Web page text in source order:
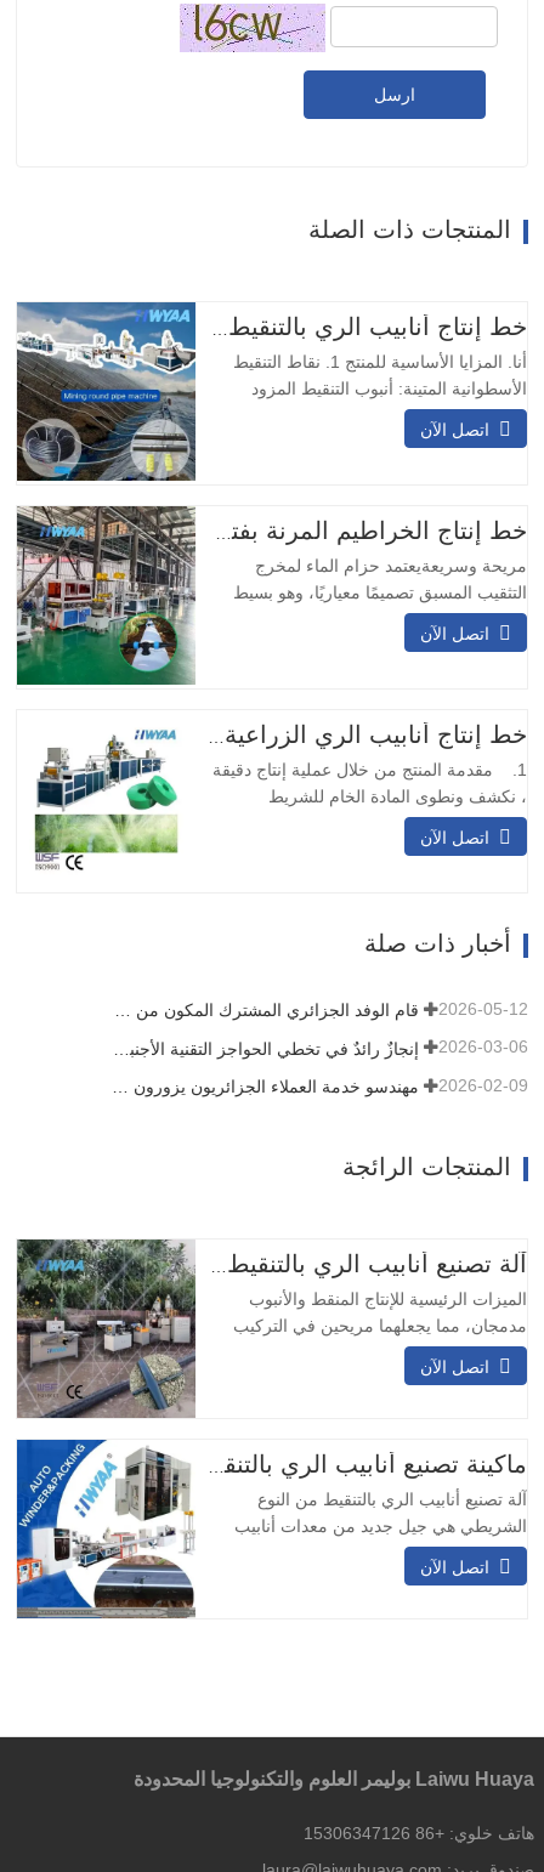
ارسل
المنتجات ذات الصلة
أنا. المزايا الأساسية للمنتج 1. نقاط التنقيط
الأسطوانية المتينة: أنبوب التنقيط المزود
بمُنفث دائري مدمج مزود بنقاط تنقيط مقاومة
للتآكل والصدمات، لا حاجة لتعديل الاتجاه،
التصميم ذو المدخلين والمخرجين التشغيل
المستمر…
اتصل الآن
خط إنتاج الخراطيم المرنة بفتحة التخريم المسبق
مريحة وسريعةيعتمد حزام الماء لمخرج
التثقيب المسبق تصميمًا معياريًا، وهو بسيط
ومريح في التركيب. لا يتطلب اللحام في
الموقع ويمكن تركيبه بسرعة.وسائل النقل
وفقًا للاحتياجات المختلفة، وهو مناسب
لسيناريوهات النقل المختلفة.…
اتصل الآن
1. مقدمة المنتج من خلال عملية إنتاج دقيقة
، نكشف ونطوى المادة الخام للشريط
المنسوج أو الحزام ، وبعد خضوعه لمعالجة
الختم الحراري ، فإنه يتحول إلى هيكل قوي
الثقوب الدقيقة بالتساوي عبر الشريط بأكمله.
عند الانتهاء من…
اتصل الآن
أخبار ذات صلة
قام الوفد الجزائري المشترك المكون من ثلاثة عملاء بتفقد آلة الأفلام الخاصة بنا 2026-05-12
2026-03-06
2026-02-09
المنتجات الرائجة
الميزات الرئيسية للإنتاج المنقط والأنبوب
مدمجان، مما يجعلهما مريحين في التركيب
والاستخدام، بتكلفة منخفضة واستثمار صغير.
2) يحتوي المنقط على نافذة ترشيح مدمجة،
معينًا لتعويض الضغط. 4) يمكن تعديل المسافة
بين
اتصل الآن
ماكينة تصنيع أنابيب الري بالتنقيط من نوع شريط T
آلة تصنيع أنابيب الري بالتنقيط من النوع
الشريطي هي جيل جديد من معدات أنابيب
الري بالتنقيط عالية السرعة وذات الجدران
الرقيقة التي طورتها شركتنا بناءً على مزايا
اتصل الآن
Laiwu Huaya بوليمر العلوم والتكنولوجيا المحدودة
هاتف خلوي: +86 15306347126